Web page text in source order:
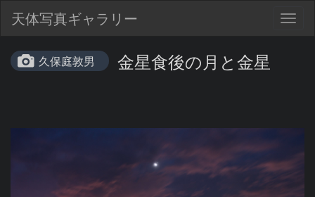
天体写真ギャラリー
久保庭敦男 金星食後の月と金星